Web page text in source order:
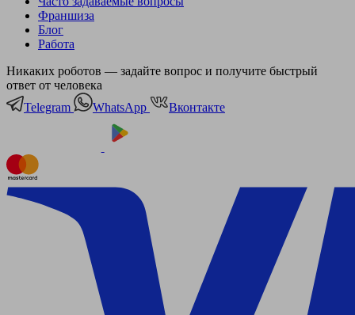
Франшиза
Блог
Работа
Никаких роботов — задайте вопрос и получите быстрый
ответ от человека
Telegram
WhatsApp Вконтакте